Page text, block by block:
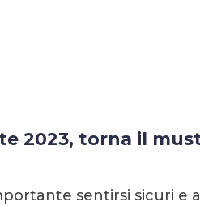
2023, torna il
sentirsi sicuri e